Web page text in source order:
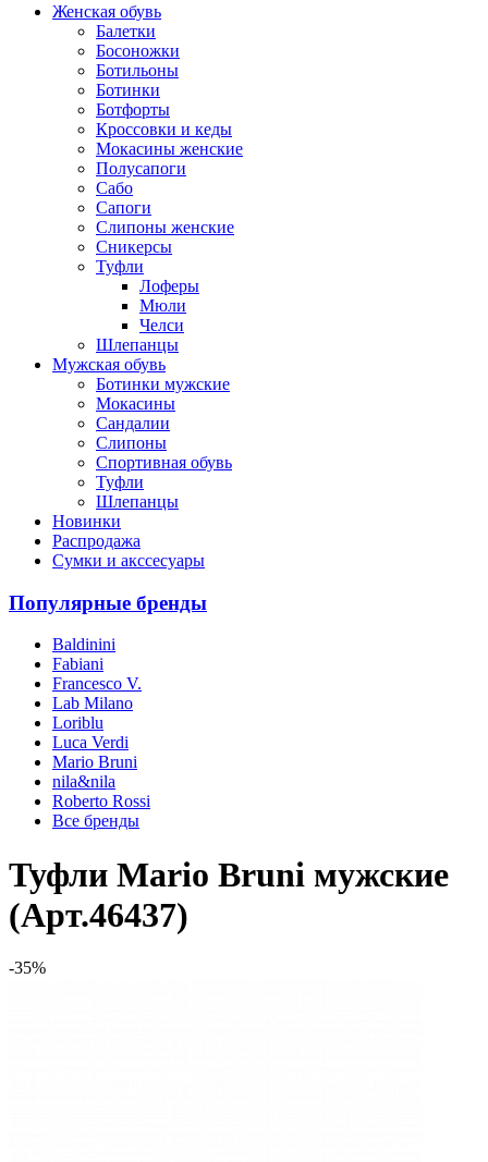
Женская обувь
Балетки
Босоножки
Ботильоны
Ботинки
Ботфорты
Кроссовки и кеды
Мокасины женские
Полусапоги
Сабо
Сапоги
Слипоны женские
Сникерсы
Туфли
Лоферы
Мюли
Челси
Шлепанцы
Мужская обувь
Ботинки мужские
Мокасины
Сандалии
Слипоны
Спортивная обувь
Туфли
Шлепанцы
Новинки
Распродажа
Сумки и акссесуары
Популярные бренды
Baldinini
Fabiani
Francesco V.
Lab Milano
Loriblu
Luca Verdi
Mario Bruni
nila&nila
Roberto Rossi
Все бренды
Туфли Mario Bruni мужские
(Арт.46437)
-35%